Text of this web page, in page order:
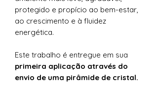
protegido e propício ao bem-estar,
ao crescimento e à fluidez
energética.
Este trabalho é entregue em sua
primeira aplicação através do
envio de uma pirâmide de cristal.